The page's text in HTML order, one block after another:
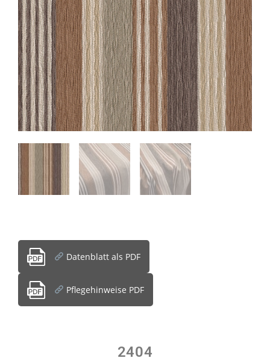
Datenblatt als PDF
Pflegehinweise PDF
2404